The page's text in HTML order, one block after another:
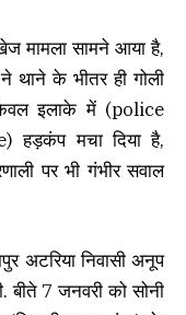
मामला सामने आया है,
थाने के भीतर ही गोली
केवल इलाके में (police
हड़कंप मचा दिया है,
पर भी गंभीर सवाल
अटरिया निवासी अनूप
बीते 7 जनवरी को सोनी